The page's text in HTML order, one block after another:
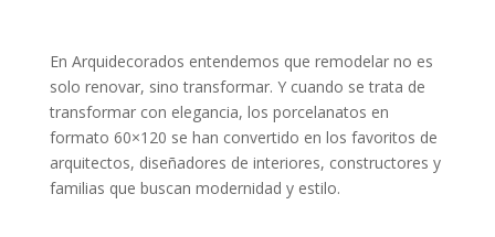
En Arquidecorados entendemos que remodelar no es
solo renovar, sino transformar. Y cuando se trata de
transformar con elegancia, los porcelanatos en
formato 60×120 se han convertido en los favoritos de
arquitectos, diseñadores de interiores, constructores y
familias que buscan modernidad y estilo.